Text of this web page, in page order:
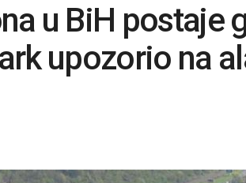
u BiH postaje
upozorio na